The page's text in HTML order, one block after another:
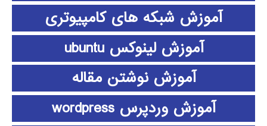
آموزش شبکه های کامپیوتری
آموزش لینوکس ubuntu
آموزش نوشتن مقاله
آموزش وردپرس wordpress